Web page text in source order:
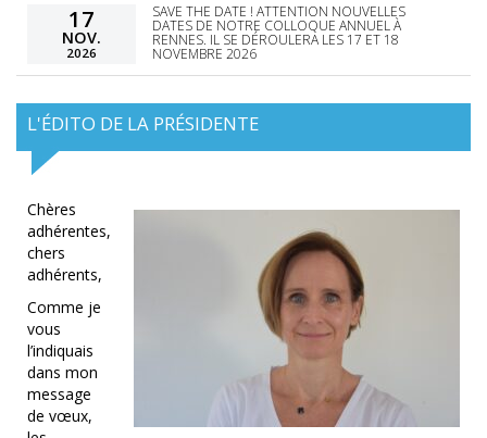
17
NOV.
2026
SAVE THE DATE ! ATTENTION NOUVELLES
DATES DE NOTRE COLLOQUE ANNUEL À
RENNES. IL SE DÉROULERA LES 17 ET 18
NOVEMBRE 2026
L'ÉDITO DE LA PRÉSIDENTE
Chères
adhérentes,
chers
adhérents,
Comme je
vous
l’indiquais
dans mon
message
de vœux,